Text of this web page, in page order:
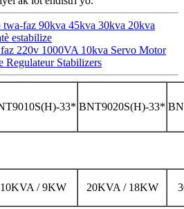
twa-faz 90kva 45kva 30kva 20kva
estabilize
220v 1000VA 10kva Servo Motor
Stabilizers
33* BNT9020S(H)-33*
10KVA / 9KW 20KVA / 18KW